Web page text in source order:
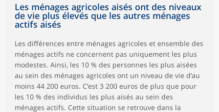
Les ménages agricoles aisés ont des niveaux
de vie plus élevés que les autres ménages
actifs aisés
Les différences entre ménages agricoles et ensemble des
ménages actifs ne concernent pas uniquement les plus
modestes. Ainsi, les 10 % des personnes les plus aisées
au sein des ménages agricoles ont un niveau de vie d’au
moins 44 200 euros. C’est 3 200 euros de plus que pour
les 10 % des individus les plus aisés au sein des
ménages actifs. Cette situation se retrouve dans la